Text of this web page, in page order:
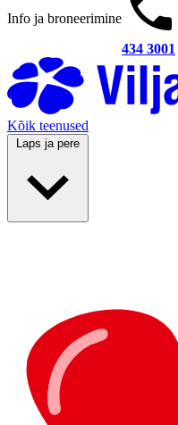
Info ja broneerimine
434 3001
Kõik teenused
Laps ja pere